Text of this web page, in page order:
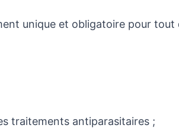
unique et obligatoire pour
traitements antiparasitaires ;